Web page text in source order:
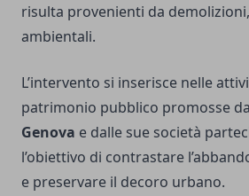
risulta provenienti da
ambientali.
L’intervento si inserisce nelle
patrimonio pubblico promosse
Genova e dalle sue società
l’obiettivo di contrastare
e preservare il decoro urbano.